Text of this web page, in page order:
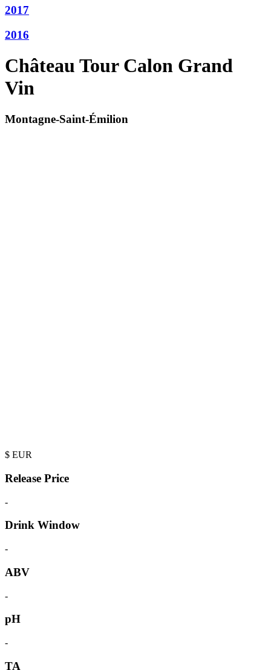
2017
2016
Château Tour Calon Grand
Vin
Montagne-Saint-Émilion
$ EUR
Release Price
-
Drink Window
-
ABV
-
pH
-
TA